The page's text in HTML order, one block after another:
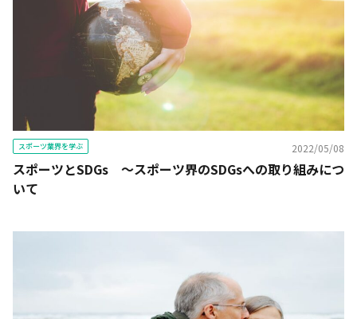
スポーツ業界を学ぶ 2022/05/08
スポーツとSDGs 〜スポーツ界のSDGsへの取り組みにつ
いて